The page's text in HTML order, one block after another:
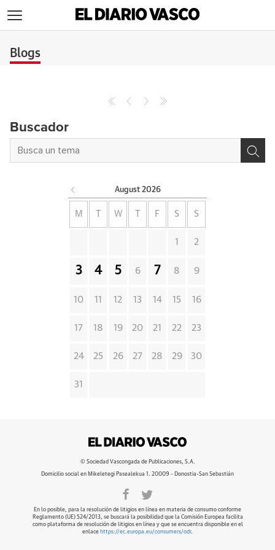
Blogs
Buscador
August 2026
M W F S S
1 2
3 4 5 6 7 8 9
10 11 12 13 14 15 16
17 18 19 20 21 22 23
24 25 26 27 28 29 30
31
© Sociedad Vascongada de Publicaciones, S.A.
Domicilio social en Mikeletegi Pasealekua 1. 20009 - Donostia-San Sebastián
En lo posible, para la resolución de litigios en línea en materia de consumo conforme
Reglamento (UE) 524/2013, se buscará la posibilidad que la Comisión Europea facilita
como plataforma de resolución de litigios en línea y que se encuentra disponible en el
enlace https://ec.europa.eu/consumers/odr.